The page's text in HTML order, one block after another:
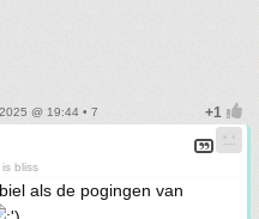
@ 19:44 • 7
bliss
als de pogingen van